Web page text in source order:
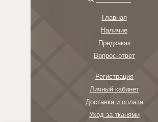
Главная
Наличие
Вопрос-ответ
Предзаказ
Личный кабинет
Регистрация
Уход за тканями
Доставка и оплата